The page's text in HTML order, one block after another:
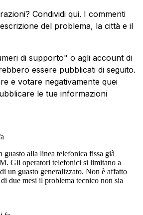
Condividi qui. I commenti
del problema, la città e il
di supporto" o agli account di
essere pubblicati di seguito.
e votare negativamente quei
le tue informazioni